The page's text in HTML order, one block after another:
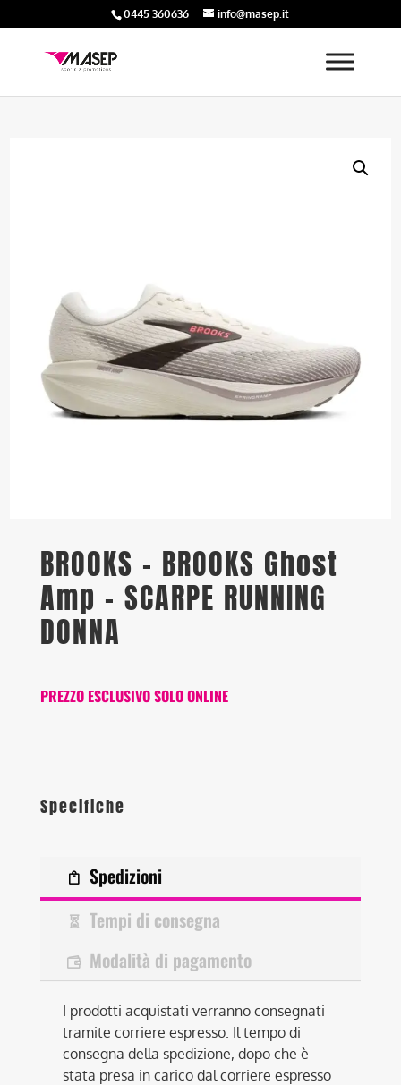
0445 360636 info@masep.it
BROOKS – BROOKS Ghost
Amp – SCARPE RUNNING
DONNA
PREZZO ESCLUSIVO SOLO ONLINE
Specifiche
Spedizioni
Tempi di consegna
Modalità di pagamento
I prodotti acquistati verranno consegnati
tramite corriere espresso. Il tempo di
consegna della spedizione, dopo che è
stata presa in carico dal corriere espresso